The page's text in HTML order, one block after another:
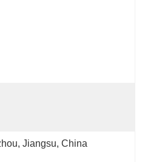
Jiangsu, China